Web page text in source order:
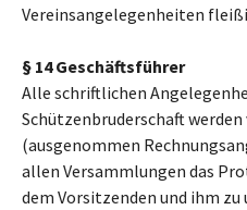
Vereinsangelegenheiten
§ 14 Geschäftsführer
Alle schriftlichen
Schützenbruderschaft
(ausgenommen
allen Versammlungen das
dem Vorsitzenden und ihm